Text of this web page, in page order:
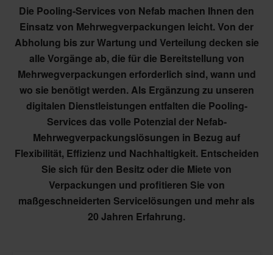
Die Pooling-Services von Nefab machen Ihnen den
Einsatz von Mehrwegverpackungen leicht. Von der
Abholung bis zur Wartung und Verteilung decken sie
alle Vorgänge ab, die für die Bereitstellung von
Mehrwegverpackungen erforderlich sind, wann und
wo sie benötigt werden. Als Ergänzung zu unseren
digitalen Dienstleistungen entfalten die Pooling-
Services das volle Potenzial der Nefab-
Mehrwegverpackungslösungen in Bezug auf
Flexibilität, Effizienz und Nachhaltigkeit. Entscheiden
Sie sich für den Besitz oder die Miete von
Verpackungen und profitieren Sie von
maßgeschneiderten Servicelösungen und mehr als
20 Jahren Erfahrung.